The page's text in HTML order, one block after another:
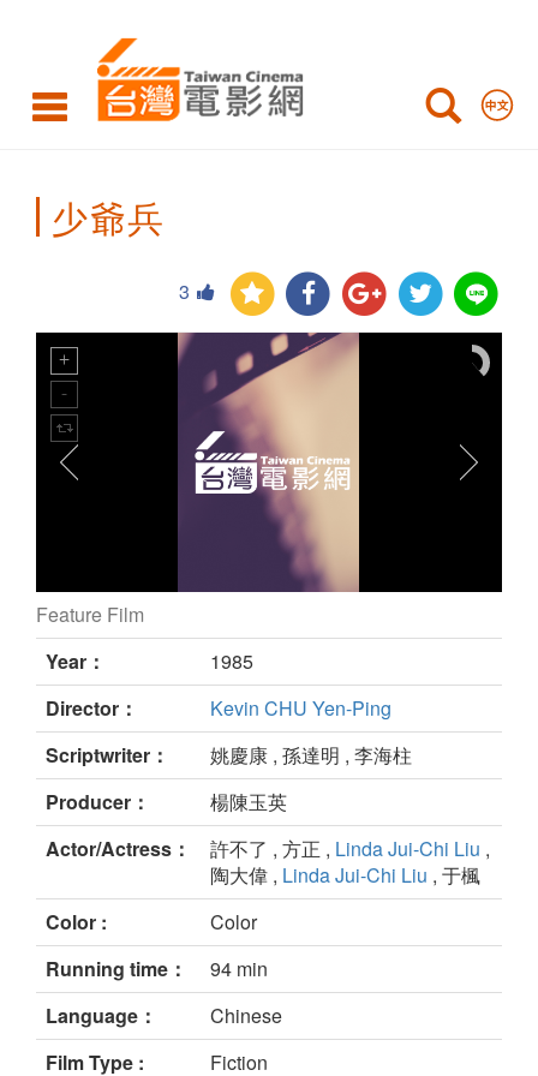
Taiwan
Cinema
少爺兵
3
still
Feature Film
Year：
1985
Director：
Kevin CHU Yen-Ping
Scriptwriter：
姚慶康 , 孫達明 , 李海柱
Producer：
楊陳玉英
Actor/Actress：
許不了 , 方正 , Linda Jui-Chi Liu ,
陶大偉 , Linda Jui-Chi Liu , 于楓
Color :
Color
Running time：
94 min
Language：
Chinese
Film Type :
Fiction